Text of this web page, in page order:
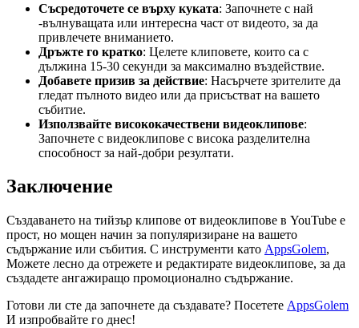
Съсредоточете се върху куката: Започнете с най
-вълнуващата или интересна част от видеото, за да
привлечете вниманието.
Дръжте го кратко: Целете клиповете, които са с
дължина 15-30 секунди за максимално въздействие.
Добавете призив за действие: Насърчете зрителите да
гледат пълното видео или да присъстват на вашето
събитие.
Използвайте висококачествени видеоклипове:
Започнете с видеоклипове с висока разделителна
способност за най-добри резултати.
Заключение
Създаването на тийзър клипове от видеоклипове в YouTube е
прост, но мощен начин за популяризиране на вашето
съдържание или събития. С инструменти като AppsGolem,
Можете лесно да отрежете и редактирате видеоклипове, за да
създадете ангажиращо промоционално съдържание.
Готови ли сте да започнете да създавате? Посетете AppsGolem
И изпробвайте го днес!